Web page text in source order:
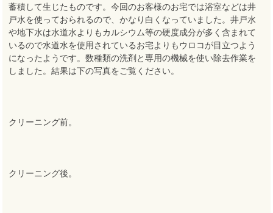
蓄積して生じたものです。今回のお客様のお宅では浴室などは井
戸水を使っておられるので、かなり白くなっていました。井戸水
や地下水は水道水よりもカルシウム等の硬度成分が多く含まれて
いるので水道水を使用されているお宅よりもウロコが目立つよう
になったようです。数種類の洗剤と専用の機械を使い除去作業を
しました。結果は下の写真をご覧ください。
クリーニング前。
クリーニング後。